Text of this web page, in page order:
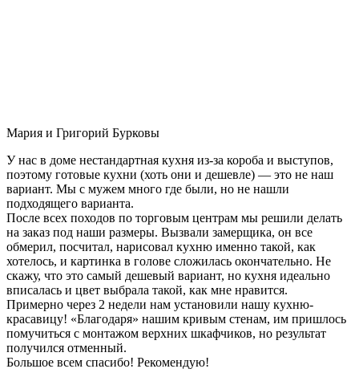
Мария и Григорий Бурковы
У нас в доме нестандартная кухня из-за короба и выступов,
поэтому готовые кухни (хоть они и дешевле) — это не наш
вариант. Мы с мужем много где были, но не нашли
подходящего варианта.
После всех походов по торговым центрам мы решили делать
на заказ под наши размеры. Вызвали замерщика, он все
обмерил, посчитал, нарисовал кухню именно такой, как
хотелось, и картинка в голове сложилась окончательно. Не
скажу, что это самый дешевый вариант, но кухня идеально
вписалась и цвет выбрала такой, как мне нравится.
Примерно через 2 недели нам установили нашу кухню-
красавицу! «Благодаря» нашим кривым стенам, им пришлось
помучиться с монтажом верхних шкафчиков, но результат
получился отменный.
Большое всем спасибо! Рекомендую!